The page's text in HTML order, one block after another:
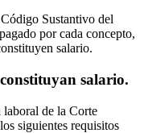
Sustantivo del
por cada concepto,
salario.
salario.
de la Corte
siguientes requisitos